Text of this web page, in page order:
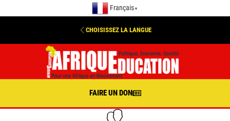
Français ▼
CHOISISSEZ LA LANGUE
FAIRE UN DON